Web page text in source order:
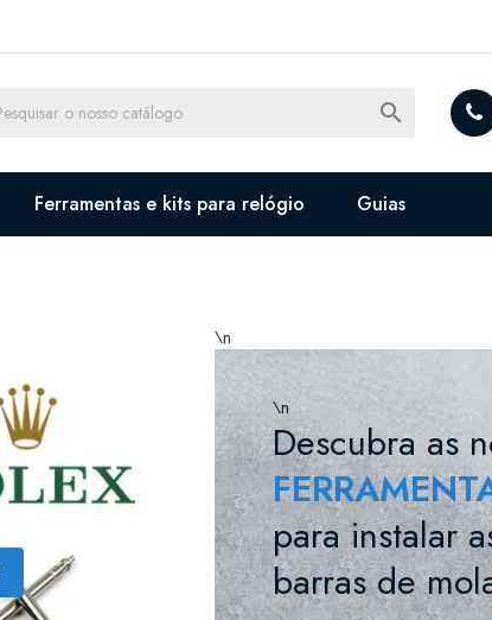

Ferramentas e kits para relógio Guias
\n
\n
Descubra as
para instalar
barras de